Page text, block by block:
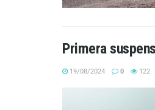
Primera
19/08/2024 0 122